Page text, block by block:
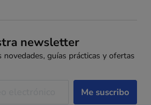
newsletter
novedades, guías prácticas y ofertas